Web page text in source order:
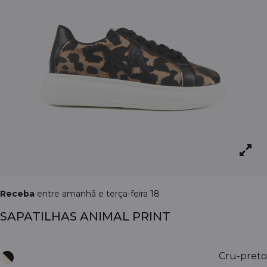
Receba entre amanhã e terça-feira 18
SAPATILHAS ANIMAL PRINT
Cru-preto